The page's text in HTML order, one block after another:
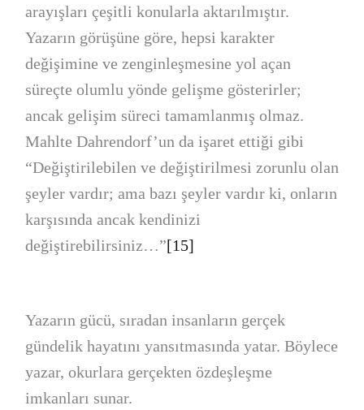
arayışları çeşitli konularla aktarılmıştır.
Yazarın görüşüne göre, hepsi karakter
değişimine ve zenginleşmesine yol açan
süreçte olumlu yönde gelişme gösterirler;
ancak gelişim süreci tamamlanmış olmaz.
Mahlte Dahrendorf’un da işaret ettiği gibi
“Değiştirilebilen ve değiştirilmesi zorunlu olan
şeyler vardır; ama bazı şeyler vardır ki, onların
karşısında ancak kendinizi
değiştirebilirsiniz…”[15]
Yazarın gücü, sıradan insanların gerçek
gündelik hayatını yansıtmasında yatar. Böylece
yazar, okurlara gerçekten özdeşleşme
imkanları sunar.